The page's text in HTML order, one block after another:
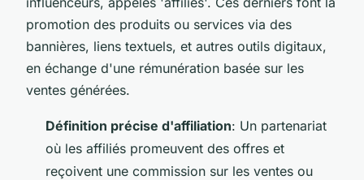
promotion des produits ou services via des
bannières, liens textuels, et autres outils digitaux,
en échange d'une rémunération basée sur les
ventes générées.
Définition précise d'affiliation: Un partenariat
où les affiliés promeuvent des offres et
reçoivent une commission sur les ventes ou